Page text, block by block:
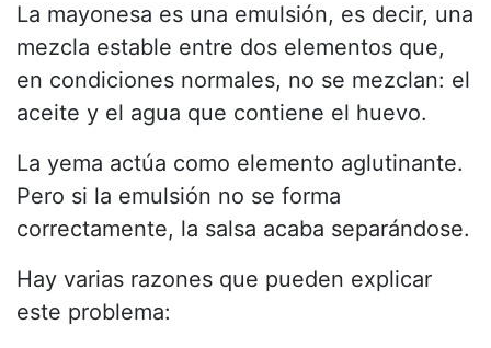
La mayonesa es una emulsión, es decir, una
mezcla estable entre dos elementos que,
en condiciones normales, no se mezclan: el
aceite y el agua que contiene el huevo.
La yema actúa como elemento aglutinante.
Pero si la emulsión no se forma
correctamente, la salsa acaba separándose.
Hay varias razones que pueden explicar
este problema: